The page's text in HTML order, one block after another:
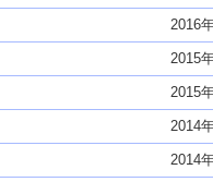
2016
2015
2015
2014
2014